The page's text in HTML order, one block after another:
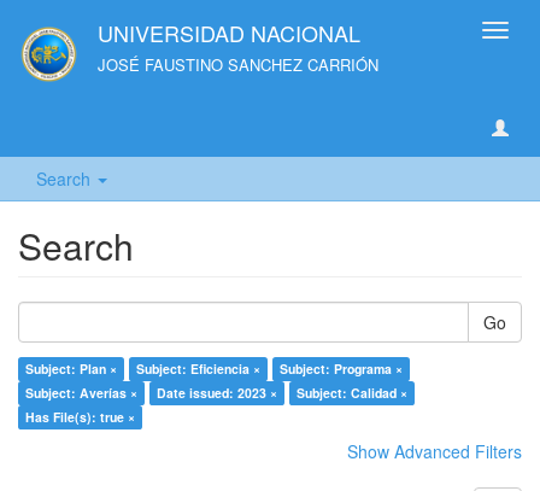
UNIVERSIDAD NACIONAL
JOSÉ FAUSTINO SANCHEZ CARRIÓN
Search
Search
Go
Subject: Plan × Subject: Eficiencia ×
Subject: Programa ×
Subject: Averías ×
Date issued: 2023 ×
Subject: Calidad ×
Has File(s): true ×
Show Advanced Filters